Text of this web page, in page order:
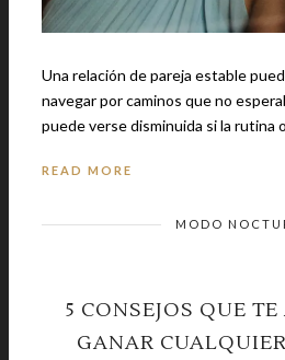
Una relación de pareja estable
navegar por caminos que no
puede verse disminuida si la rutina
READ MORE
MODO
5 CONSEJOS QUE
GANAR